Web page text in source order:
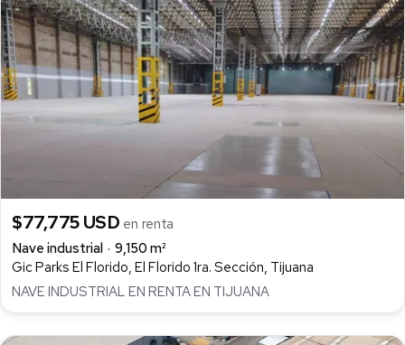
$77,775 USD en renta
Nave industrial
9,150 m²
Gic Parks El Florido, El Florido 1ra. Sección, Tijuana
NAVE INDUSTRIAL EN RENTA EN TIJUANA